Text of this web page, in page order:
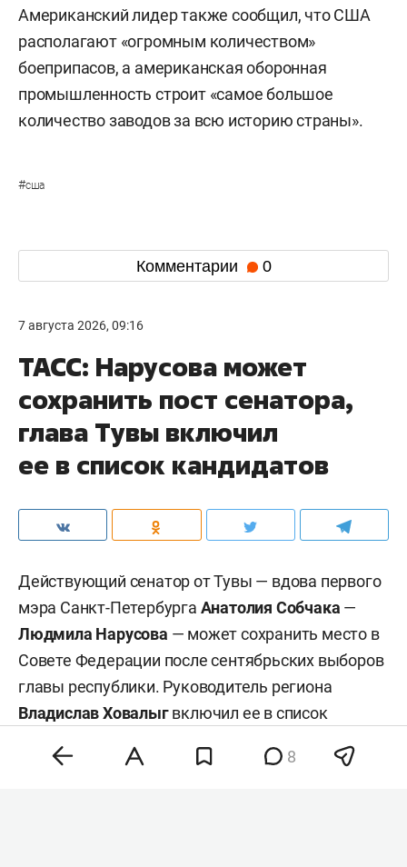
Американский лидер также сообщил, что США
располагают «огромным количеством»
боеприпасов, а американская оборонная
промышленность строит «самое большое
количество заводов за всю историю страны».
#сша
Комментарии 0
7 августа 2026, 09:16
ТАСС: Нарусова может
сохранить пост сенатора,
глава Тувы включил
ее в список кандидатов
Действующий сенатор от Тувы — вдова первого
мэра Санкт-Петербурга Анатолия Собчака —
Людмила Нарусова — может сохранить место в
Совете Федерации после сентябрьских выборов
главы республики. Руководитель региона
Владислав Ховалыгвключил ее в список
в избирком для участия в выборах, сообщил
8